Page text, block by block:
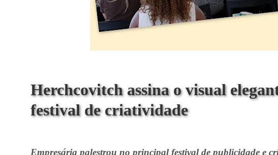
Herchcovitch assina o visual
festival de criatividade
Empresária palestrou no principal festival de publicidade e